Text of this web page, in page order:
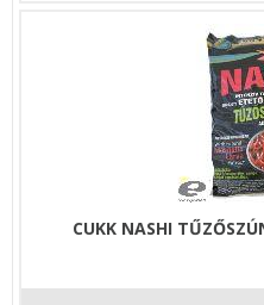
CUKK NASHI